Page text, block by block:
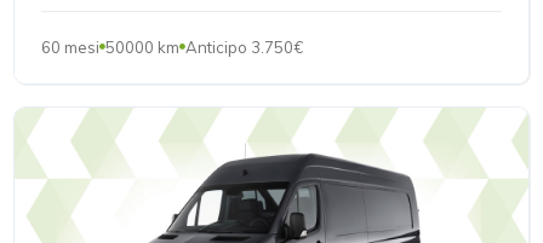
60 mesi 50000 km Anticipo 3.750€